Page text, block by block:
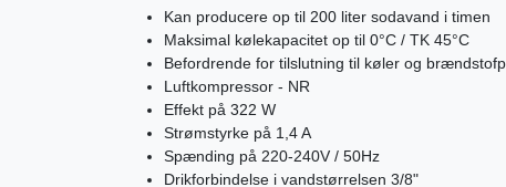
Kan producere op til 200 liter sodavand i timen
Maksimal kølekapacitet op til 0°C / TK 45°C
Befordrende for tilslutning til køler og
Luftkompressor - NR
Effekt på 322 W
Strømstyrke på 1,4 A
Spænding på 220-240V / 50Hz
Drikforbindelse i vandstørrelsen 3/8"